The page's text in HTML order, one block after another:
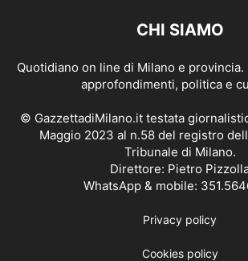
CHI SIAMO
Quotidiano on line di Milano e
approfondimenti, politica e
© GazzettadiMilano.it testata
Maggio 2023 al n.58 del registro
Tribunale di Milano.
Direttore: Pietro
WhatsApp & mobile:
Privacy policy
Cookies policy